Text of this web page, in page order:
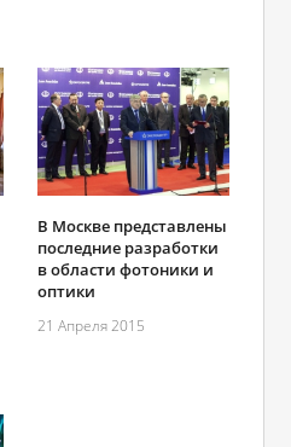
В Москве представлены
последние разработки
в области фотоники и
оптики
21 Апреля 2015